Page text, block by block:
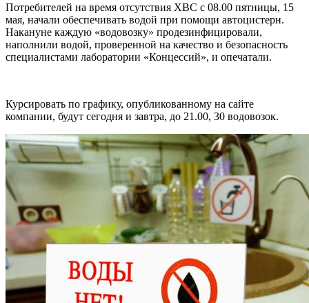
Потребителей на время отсутствия ХВС с 08.00 пятницы, 15
мая, начали обеспечивать водой при помощи автоцистерн.
Накануне каждую «водовозку» продезинфицировали,
наполнили водой, проверенной на качество и безопасность
специалистами лаборатории «Концессий», и опечатали.
Курсировать по графику, опубликованному на сайте
компании, будут сегодня и завтра, до 21.00, 30 водовозок.